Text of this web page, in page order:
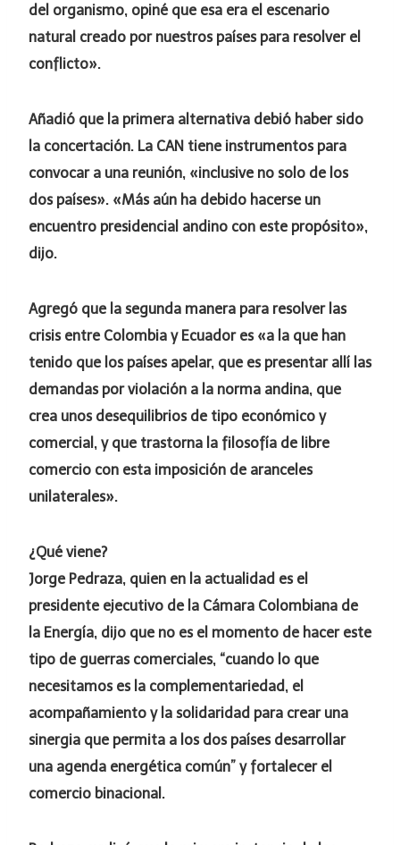
del organismo, opiné que esa era el escenario
natural creado por nuestros países para resolver el
conflicto».
Añadió que la primera alternativa debió haber sido
la concertación. La CAN tiene instrumentos para
convocar a una reunión, «inclusive no solo de los
dos países». «Más aún ha debido hacerse un
encuentro presidencial andino con este propósito»,
dijo.
Agregó que la segunda manera para resolver las
crisis entre Colombia y Ecuador es «a la que han
tenido que los países apelar, que es presentar allí las
demandas por violación a la norma andina, que
crea unos desequilibrios de tipo económico y
comercial, y que trastorna la filosofía de libre
comercio con esta imposición de aranceles
unilaterales».
¿Qué viene?
Jorge Pedraza, quien en la actualidad es el
presidente ejecutivo de la Cámara Colombiana de
la Energía, dijo que no es el momento de hacer este
tipo de guerras comerciales, “cuando lo que
necesitamos es la complementariedad, el
acompañamiento y la solidaridad para crear una
sinergia que permita a los dos países desarrollar
una agenda energética común” y fortalecer el
comercio binacional.